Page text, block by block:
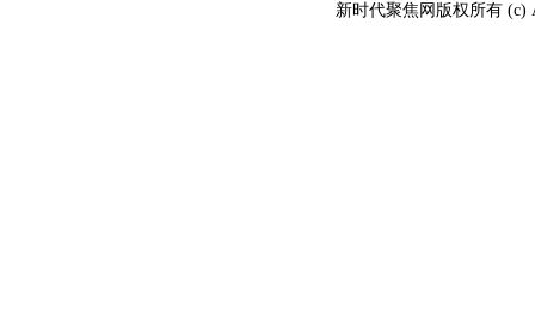
新时代聚焦网版权所有 (c)